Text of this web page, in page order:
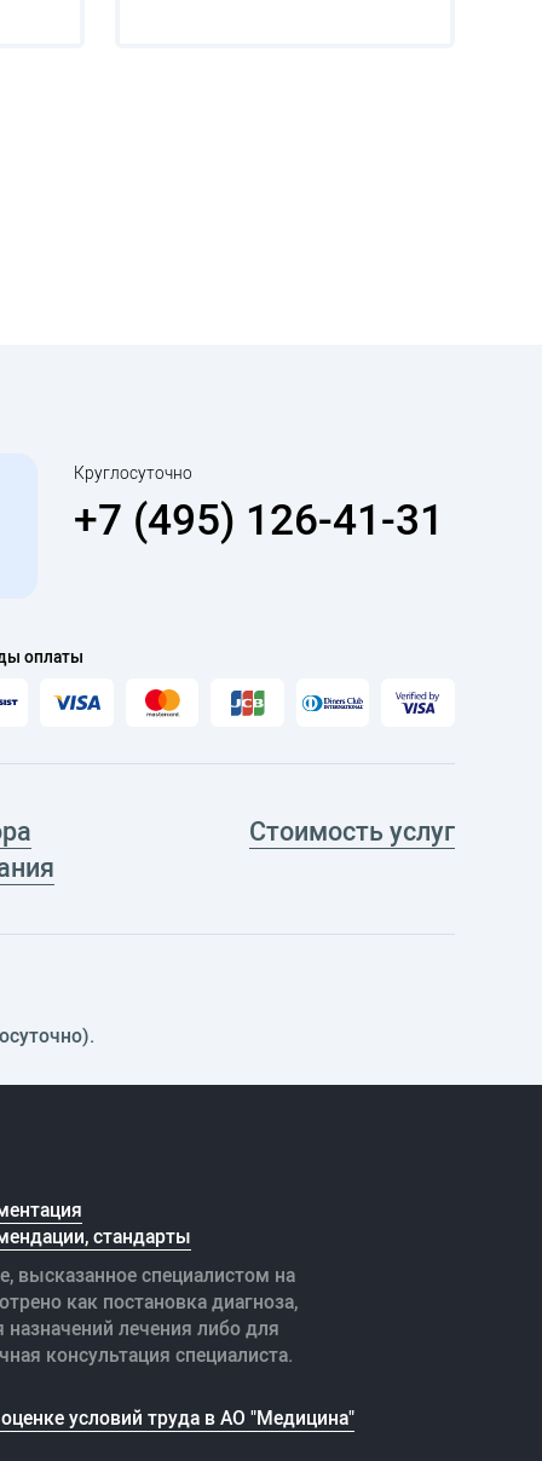
Круглосуточно
+7 (495) 126-41-31
оплаты
Стоимость услуг
стандарты
высказанное специалистом на
как постановка диагноза,
лечения либо для
консультация специалиста.
условий труда в АО "Медицина"